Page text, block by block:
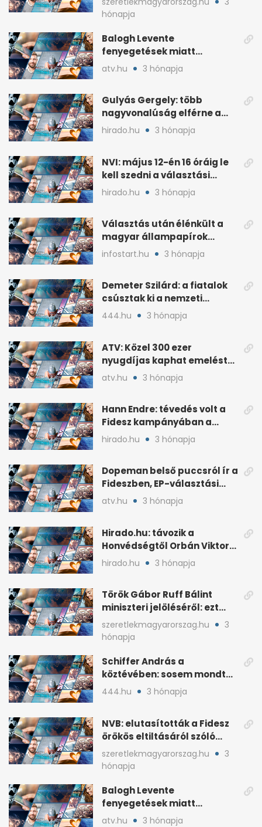
hónapja
Balogh Levente
fenyegetések miatt
lemondta erdélyi előadás-
atv.hu 3 hónapja
Gulyás Gergely: több
nagyvonalúság elférne a
kétharmados győztesekben
hirado.hu 3 hónapja
NVI: május 12-én 16 óráig le
kell szedni a választási
plakátokat
hirado.hu 3 hónapja
Választás után élénkült a
magyar állampapírok
lakossági értékesítése
infostart.hu 3 hónapja
Demeter Szilárd: a fiatalok
csúsztak ki a nemzeti
kultúrából
444.hu 3 hónapja
ATV: Közel 300 ezer
nyugdíjas kaphat emelést
idén a Tisza terve szerint
atv.hu 3 hónapja
Hann Endre: tévedés volt a
Fidesz kampányában a
háborús veszély
hirado.hu 3 hónapja
Dopeman belső puccsról ír a
Fideszben, EP-választási
árral
atv.hu 3 hónapja
Hirado.hu: távozik a
Honvédségtől Orbán Viktor
fia, Orbán Gáspár
hirado.hu 3 hónapja
Török Gábor Ruff Bálint
miniszteri jelöléséről: ezt
írta a posztjában
szeretlekmagyarorszag.hu
3
hónapja
Schiffer András a
köztévében: sosem mondta,
ki fog nyerni
444.hu 3 hónapja
NVB: elutasították a Fidesz
örökös eltiltásáról szóló
népszavazást
szeretlekmagyarorszag.hu
3
hónapja
Balogh Levente
fenyegetések miatt
lemondta erdélyi előadás-
atv.hu 3 hónapja